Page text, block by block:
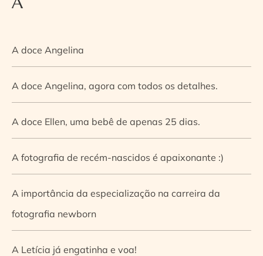
A doce Angelina
A doce Angelina, agora com todos os detalhes.
A doce Ellen, uma bebê de apenas 25 dias.
A fotografia de recém-nascidos é apaixonante :)
A importância da especialização na carreira da
fotografia newborn
A Letícia já engatinha e voa!